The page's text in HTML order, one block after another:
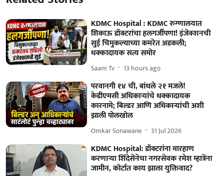
KDMC Hospital : KDMC रुग्णालयात
शिकाऊ डॉक्टरांचा हलगर्जीपणा! इंजेक्शनची
सुई चिमुकल्याच्या कमरेत अडकली;
धक्कादायक सत्य समोर
Saam Tv 13 hours ago
परवानगी १४ ची, बांधले २१ मजले!
केडीएमसी अधिकाऱ्यांचे धक्कादायक
कारनामे; बिल्डर आणि अधिकाऱ्यांची अशी
झाली पोलखोल
Omkar Sonawane 31 Jul 2026
KDMC Hospital: डॉक्टरांना मारहाण
करणाऱ्या शिंदेसेनेचा नगरसेवक रमेश म्हात्रेंना
जामीन, कोर्टात काय झाला युक्तिवाद?